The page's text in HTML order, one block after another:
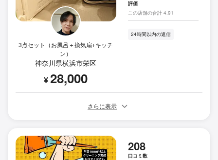
3点セット（お風呂＋換気扇+キッチ
ン）
神奈川県横浜市栄区
¥28,000
評価
この店舗の合計 4.91
24時間以内の返信
さらに表示
208
口コミ数